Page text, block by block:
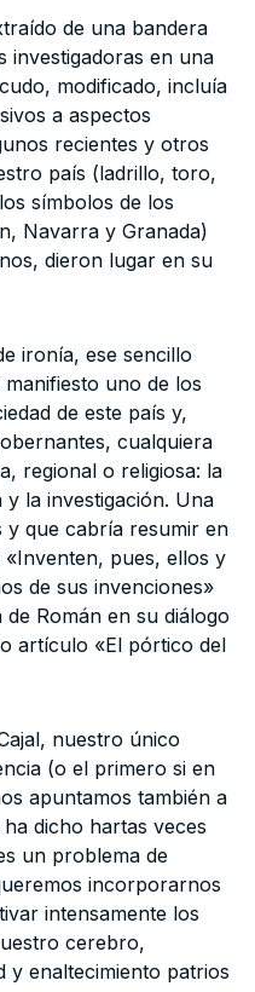
de una bandera
investigadoras en una
modificado, incluía
a aspectos
recientes y otros
país (ladrillo, toro,
símbolos de los
Navarra y Granada)
dieron lugar en su
ironía, ese sencillo
uno de los
de este país y,
cualquiera
regional o religiosa: la
la investigación. Una
y que cabría resumir en
pues, ellos y
de sus invenciones»
Román en su diálogo
artículo «El pórtico del
nuestro único
(o el primero si en
apuntamos también a
dicho hartas veces
un problema de
incorporarnos
intensamente los
cerebro,
y enaltecimiento patrios